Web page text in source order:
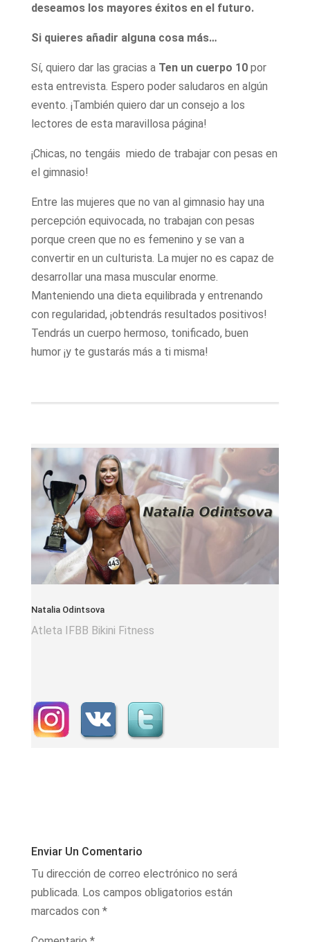
deseamos los mayores éxitos en el futuro.
Si quieres añadir alguna cosa más…
Sí, quiero dar las gracias a Ten un cuerpo 10por
esta entrevista. Espero poder saludaros en algún
evento. ¡También quiero dar un consejo a los
lectores de esta maravillosa página!
¡Chicas, no tengáis miedo de trabajar con pesas en
el gimnasio!
Entre las mujeres que no van al gimnasio hay una
percepción equivocada, no trabajan con pesas
porque creen que no es femenino y se van a
convertir en un culturista. La mujer no es capaz de
desarrollar una masa muscular enorme.
Manteniendo una dieta equilibrada y entrenando
con regularidad, ¡obtendrás resultados positivos!
Tendrás un cuerpo hermoso, tonificado, buen
humor ¡y te gustarás más a ti misma!
Natalia Odintsova
Atleta IFBB Bikini Fitness
Enviar Un Comentario
Tu dirección de correo electrónico no será
publicada. Los campos obligatorios están
marcados con *